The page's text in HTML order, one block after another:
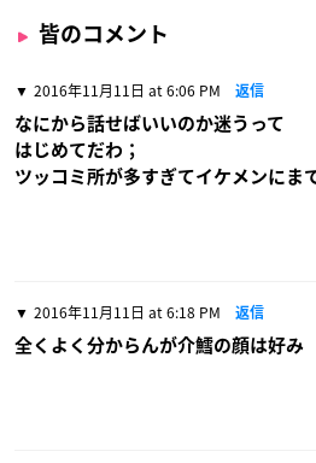
皆のコメント
2016年11月11日 at 6:06 PM 返信
なにから話せばいいのか迷うって
はじめてだわ；
ツッコミ所が多すぎてイケメンにま
2016年11月11日 at 6:18 PM 返信
全くよく分からんが介鱈の顔は好み